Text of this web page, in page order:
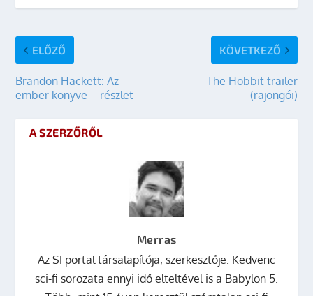
ELŐZŐ
Brandon Hackett: Az
ember könyve – részlet
KÖVETKEZŐ
The Hobbit trailer
(rajongói)
A SZERZŐRŐL
Merras
Az SFportal társalapítója, szerkesztője. Kedvenc
sci-fi sorozata ennyi idő elteltével is a Babylon 5.